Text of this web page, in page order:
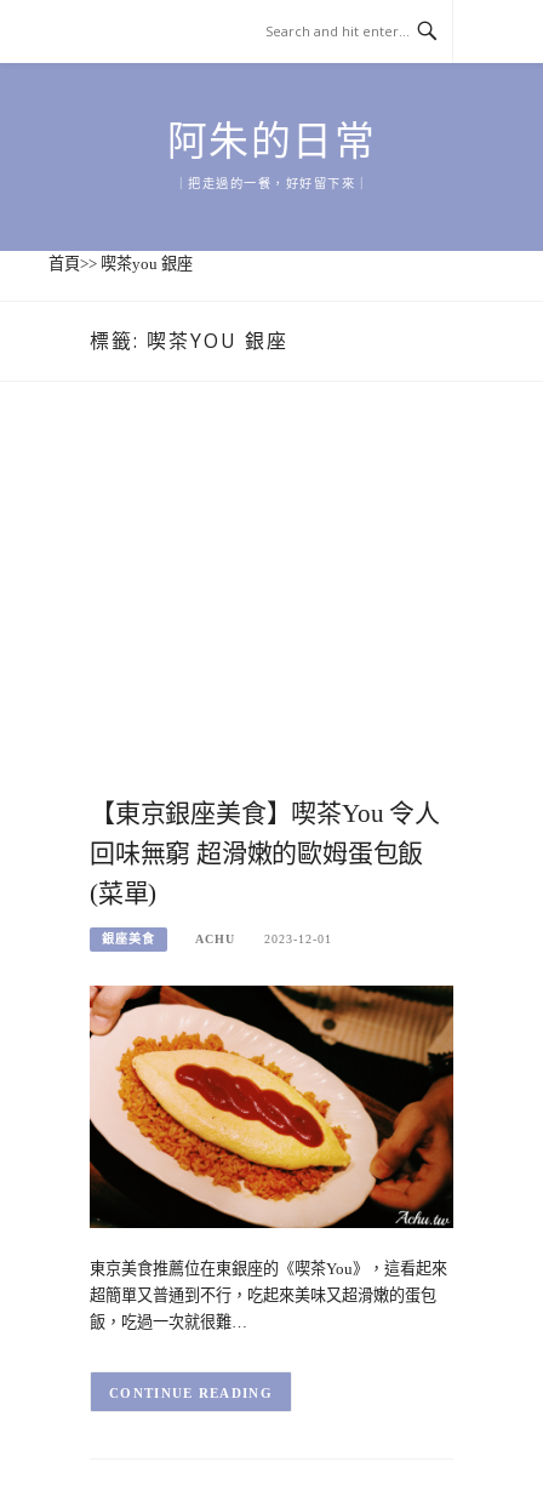
content
阿朱的日常
｜把走過的一餐，好好留下來｜
首頁>> 喫茶you 銀座
標籤: 喫茶YOU 銀座
【東京銀座美食】喫茶You 令人
回味無窮 超滑嫩的歐姆蛋包飯
(菜單)
銀座美食 ACHU 2023-12-01
東京美食推薦位在東銀座的《喫茶You》，這看起來
超簡單又普通到不行，吃起來美味又超滑嫩的蛋包
飯，吃過一次就很難…
CONTINUE READING